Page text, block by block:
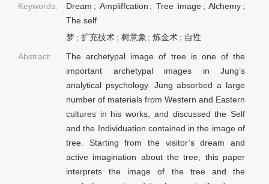
Keywords:
Dream ; Ampliffcation ; Tree image ;Alchemy ;
The self
梦 ; 扩充技术 ; 树意象 ;炼金术 ; 自性
Abstract:
The archetypal image of tree is one of the
important archetypal images in Jung’s
analytical psychology. Jung absorbed a large
number of materials from Western and Eastern
cultures in his works, and discussed the Self
and the Individuation contained in the image of
tree. Starting from the visitor’s dream and
active imagination about the tree, this paper
interprets the image of the tree and the